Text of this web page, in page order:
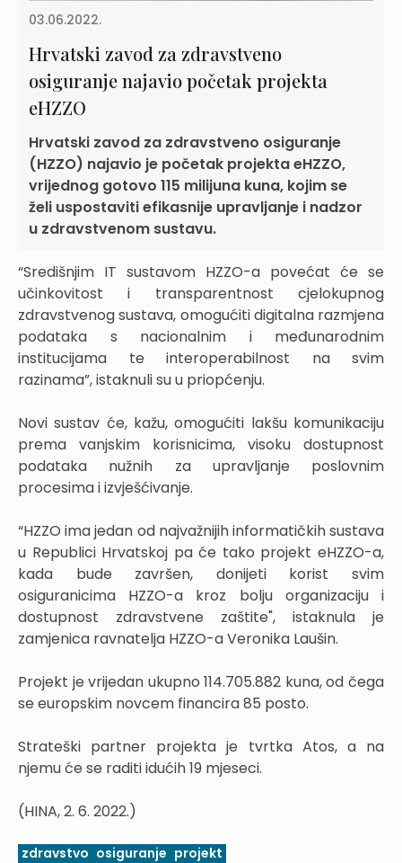
03.06.2022.
Hrvatski zavod za zdravstveno
osiguranje najavio početak projekta
eHZZO
Hrvatski zavod za zdravstveno osiguranje
(HZZO) najavio je početak projekta eHZZO,
vrijednog gotovo 115 milijuna kuna, kojim se
želi uspostaviti efikasnije upravljanje i nadzor
u zdravstvenom sustavu.
“Središnjim IT sustavom HZZO-a povećat će se
učinkovitost i transparentnost cjelokupnog
zdravstvenog sustava, omogućiti digitalna razmjena
podataka s nacionalnim i međunarodnim
institucijama te interoperabilnost na svim
razinama”, istaknuli su u priopćenju.
Novi sustav će, kažu, omogućiti lakšu komunikaciju
prema vanjskim korisnicima, visoku dostupnost
podataka nužnih za upravljanje poslovnim
procesima i izvješćivanje.
“HZZO ima jedan od najvažnijih informatičkih sustava
u Republici Hrvatskoj pa će tako projekt eHZZO-a,
kada bude završen, donijeti korist svim
osiguranicima HZZO-a kroz bolju organizaciju i
dostupnost zdravstvene zaštite", istaknula je
zamjenica ravnatelja HZZO-a Veronika Laušin.
Projekt je vrijedan ukupno 114.705.882 kuna, od čega
se europskim novcem financira 85 posto.
Strateški partner projekta je tvrtka Atos, a na
njemu će se raditi idućih 19 mjeseci.
(HINA, 2. 6. 2022.)
zdravstvo osiguranje projekt